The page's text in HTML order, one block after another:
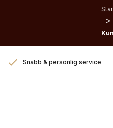
>
Snabb & personlig service